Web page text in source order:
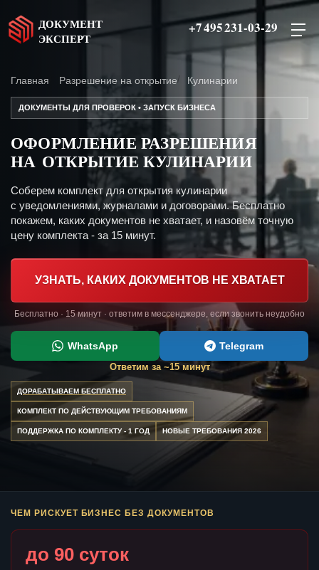
ДОКУМЕНТ
ЭКСПЕРТ
+7 495 231-03-29
Главная Разрешение на открытие Кулинарии
ДОКУМЕНТЫ ДЛЯ ПРОВЕРОК • ЗАПУСК БИЗНЕСА
ОФОРМЛЕНИЕ РАЗРЕШЕНИЯ
НА ОТКРЫТИЕ КУЛИНАРИИ
Соберем комплект для открытия кулинарии
с уведомлениями, журналами и договорами. Бесплатно
покажем, каких документов не хватает, и назовём точную
цену комплекта - за 15 минут.
УЗНАТЬ, КАКИХ ДОКУМЕНТОВ НЕ ХВАТАЕТ
Бесплатно · 15 минут · ответим в мессенджере, если звонить неудобно
WhatsApp Telegram
Ответим за ~15 минут
ДОРАБАТЫВАЕМ БЕСПЛАТНО
КОМПЛЕКТ ПО ДЕЙСТВУЮЩИМ ТРЕБОВАНИЯМ
ПОДДЕРЖКА ПО КОМПЛЕКТУ - 1 ГОД НОВЫЕ ТРЕБОВАНИЯ 2026
ЧЕМ РИСКУЕТ БИЗНЕС БЕЗ ДОКУМЕНТОВ
до 90 суток